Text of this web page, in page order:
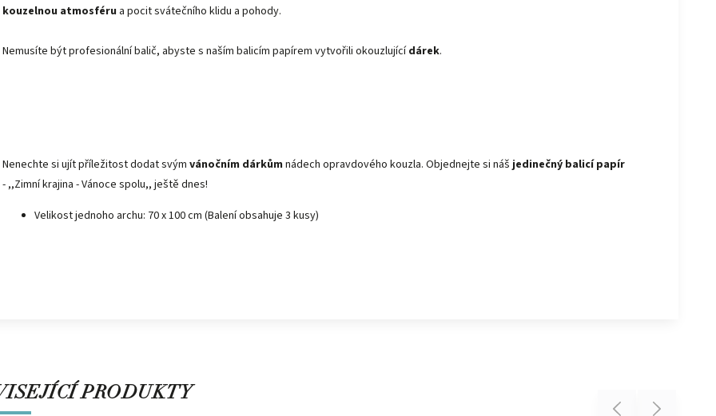
kouzelnou atmosféru a pocit svátečního klidu a pohody.
Nemusíte být profesionální balič, abyste s naším balicím papírem vytvořili okouzlujícídárek.
Nenechte si ujít příležitost dodat svým vánočním dárkům nádech opravdového kouzla. Objednejte si náš jedinečný balicí papír
- ,,Zimní krajina - Vánoce spolu,, ještě dnes!
Velikost jednoho archu: 70 x 100 cm (Balení obsahuje 3 kusy)
PRODUKTY
Previous Next